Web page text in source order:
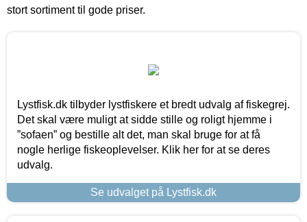
stort sortiment til gode priser.
Lystfisk.dk tilbyder lystfiskere et bredt udvalg af fiskegrej.
Det skal være muligt at sidde stille og roligt hjemme i
”sofaen” og bestille alt det, man skal bruge for at få
nogle herlige fiskeoplevelser. Klik her for at se deres
udvalg.
Se udvalget på Lystfisk.dk